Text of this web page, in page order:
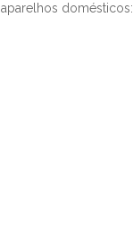
aparelhos domésticos: